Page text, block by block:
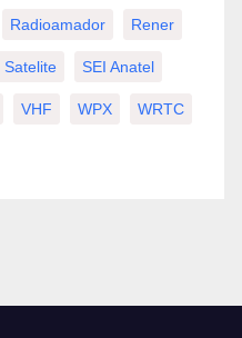
Radioamador Rener
Satelite SEI Anatel
VHF WPX WRTC